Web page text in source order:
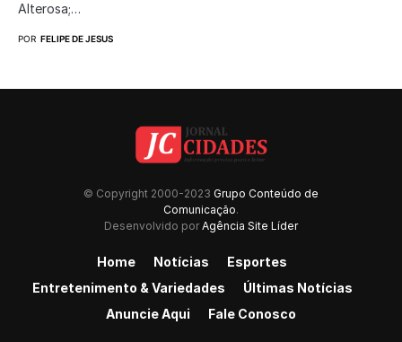
Alterosa;…
POR FELIPE DE JESUS
© Copyright 2000-2023 Grupo Conteúdo de
Comunicação.
Desenvolvido por Agência Site Líder
Home Notícias
Esportes
Entretenimento & Variedades
Últimas Notícias
Anuncie Aqui
Fale Conosco